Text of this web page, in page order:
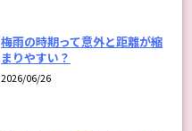
梅雨の時期って意外と距離が縮
まりやすい？
2026/06/26